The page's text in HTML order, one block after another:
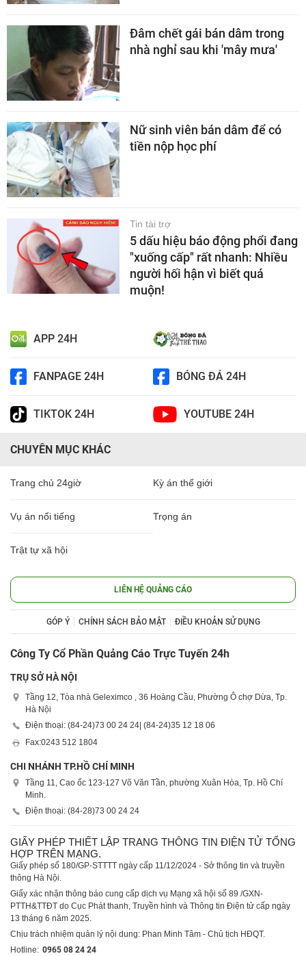
Đâm chết gái bán dâm trong
nhà nghỉ sau khi 'mây mưa'
Nữ sinh viên bán dâm để có
tiền nộp học phí
Tin tài trợ
5 dấu hiệu báo động phổi đang
"xuống cấp" rất nhanh: Nhiều
người hối hận vì biết quá
muộn!
APP 24H
FANPAGE 24H BÓNG ĐÁ 24H
TIKTOK 24H YOUTUBE 24H
CHUYÊN MỤC KHÁC
Trang chủ 24giờ Kỳ án thế giới
Vụ án nổi tiếng Trọng án
Trật tự xã hội
LIÊN HỆ QUẢNG CÁO
GÓP Ý CHÍNH SÁCH BẢO MẬT ĐIỀU KHOẢN SỬ DỤNG
Công Ty Cổ Phần Quảng Cáo Trực Tuyến 24h
TRỤ SỞ HÀ NỘI
Tầng 12, Tòa nhà Geleximco , 36 Hoàng Cầu, Phường Ô chợ Dừa, Tp.
Hà Nội
Điện thoại: (84-24)73 00 24 24 | (84-24)35 12 18 06
Fax:0243 512 1804
CHI NHÁNH TP.HỒ CHÍ MINH
Tầng 11, Cao ốc 123-127 Võ Văn Tần, phường Xuân Hòa, Tp. Hồ Chí
Minh.
Điện thoại: (84-28)73 00 24 24
GIẤY PHÉP THIẾT LẬP TRANG THÔNG TIN ĐIỆN TỬ TỔNG
HỢP TRÊN MẠNG.
Giấy phép số 180/GP-STTTT ngày cấp 11/12/2024 - Sở thông tin và truyền
thông Hà Nội.
Giấy xác nhận thông báo cung cấp dịch vụ Mạng xã hội số 89 /GXN-
PTTH&TTĐT do Cục Phát thanh, Truyền hình và Thông tin Điện tử cấp ngày
13 tháng 6 năm 2025.
Chịu trách nhiệm quản lý nội dung: Phan Minh Tâm - Chủ tịch HĐQT.
Hotline: 0965 08 24 24